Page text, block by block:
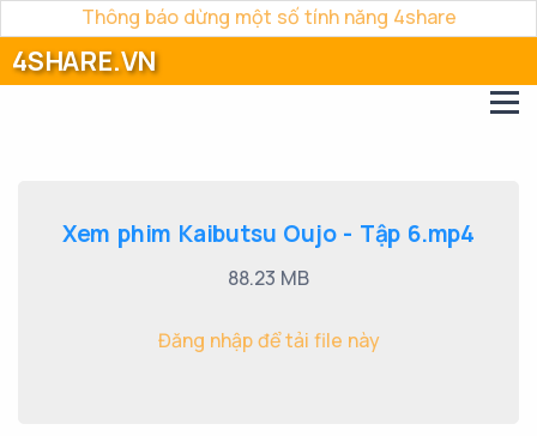
Thông báo dừng một số tính năng 4share
4SHARE.VN
Xem phim Kaibutsu Oujo - Tập 6.mp4
88.23 MB
Đăng nhập để tải file này